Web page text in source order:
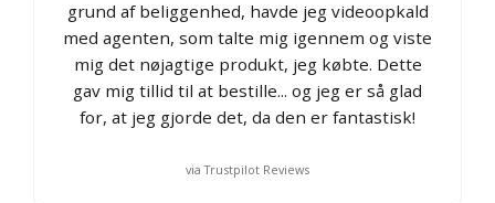
grund af beliggenhed, havde jeg videoopkald
med agenten, som talte mig igennem og viste
mig det nøjagtige produkt, jeg købte. Dette
gav mig tillid til at bestille... og jeg er så glad
for, at jeg gjorde det, da den er fantastisk!
via Trustpilot Reviews